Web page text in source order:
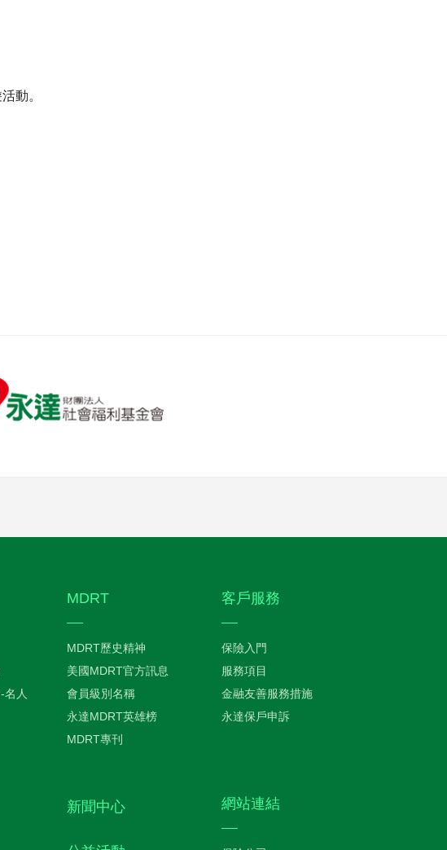
動。
名人
MDRT
MDRT歷史精神
美國MDRT官方訊息
會員級別名稱
永達MDRT英雄榜
MDRT專刊
新聞中心
客戶服務
保險入門
服務項目
金融友善服務措施
永達保戶申訴
網站連結